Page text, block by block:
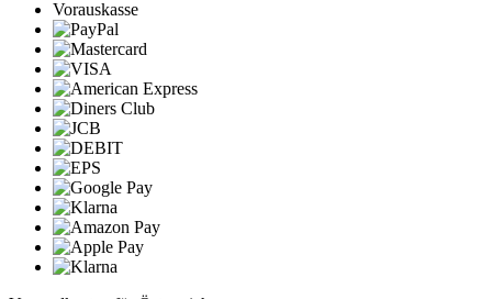
Vorauskasse